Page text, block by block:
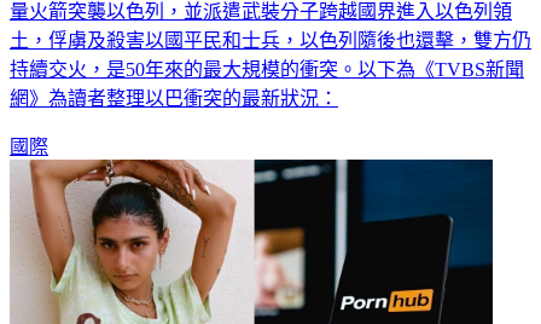
量火箭突襲以色列，並派遣武裝分子跨越國界進入以色列領
土，俘虜及殺害以國平民和士兵，以色列隨後也還擊，雙方仍
持續交火，是50年來的最大規模的衝突。以下為《TVBS新聞
網》為讀者整理以巴衝突的最新狀況：
國際